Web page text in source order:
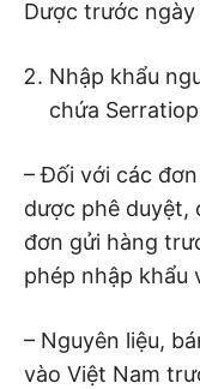
Dược trước
Nhập khẩu
chứa
– Đối với các
dược phê duyệt,
đơn gửi hàng
phép nhập khẩu
– Nguyên liệu,
vào Việt Nam